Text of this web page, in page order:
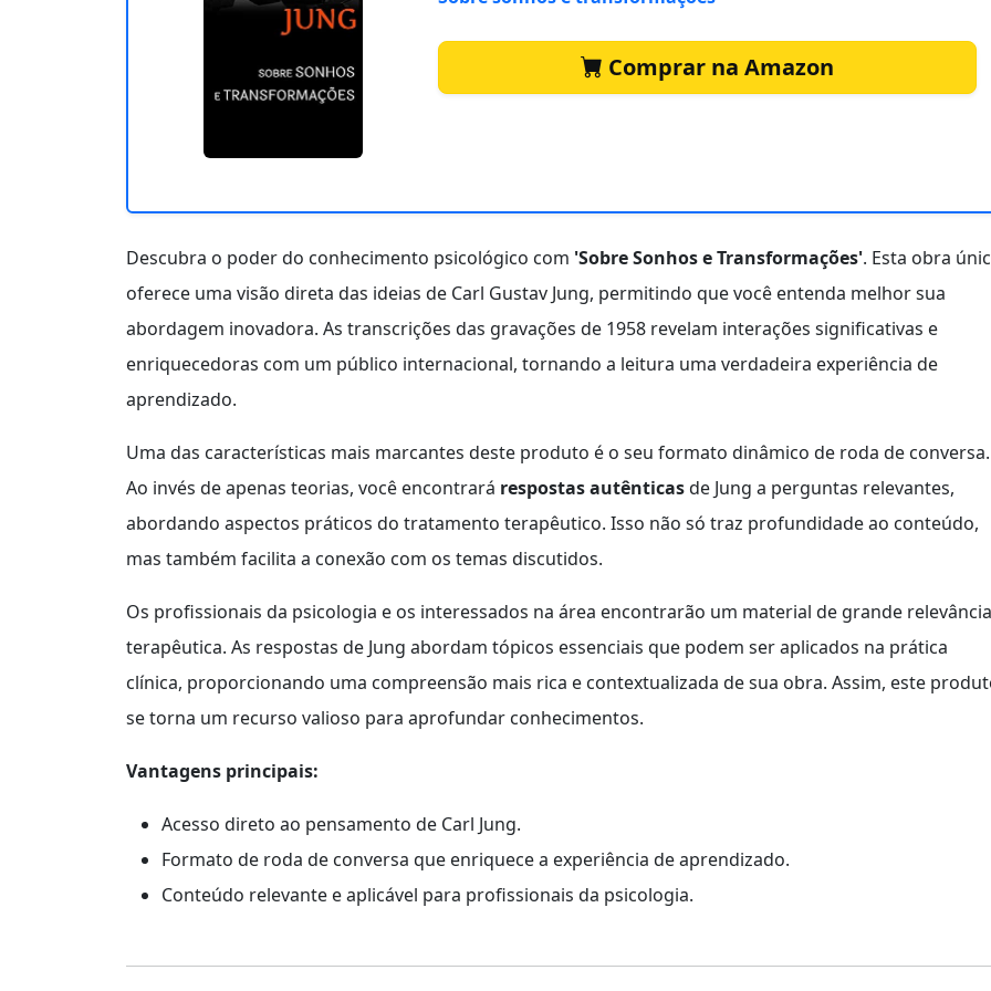
Comprar na Amazon
Descubra o poder do conhecimento psicológico com 'Sobre Sonhos e Transformações'. Esta obra
oferece uma visão direta das ideias de Carl Gustav Jung, permitindo que você entenda melhor sua
abordagem inovadora. As transcrições das gravações de 1958 revelam interações significativas e
enriquecedoras com um público internacional, tornando a leitura uma verdadeira experiência de
aprendizado.
Uma das características mais marcantes deste produto é o seu formato dinâmico de roda de conversa.
Ao invés de apenas teorias, você encontrará respostas autênticasde Jung a perguntas relevantes,
abordando aspectos práticos do tratamento terapêutico. Isso não só traz profundidade ao conteúdo,
mas também facilita a conexão com os temas discutidos.
Os profissionais da psicologia e os interessados na área encontrarão um material de grande relevância
terapêutica. As respostas de Jung abordam tópicos essenciais que podem ser aplicados na prática
clínica, proporcionando uma compreensão mais rica e contextualizada de sua obra. Assim, este
se torna um recurso valioso para aprofundar conhecimentos.
Vantagens principais:
Acesso direto ao pensamento de Carl Jung.
Formato de roda de conversa que enriquece a experiência de aprendizado.
Conteúdo relevante e aplicável para profissionais da psicologia.